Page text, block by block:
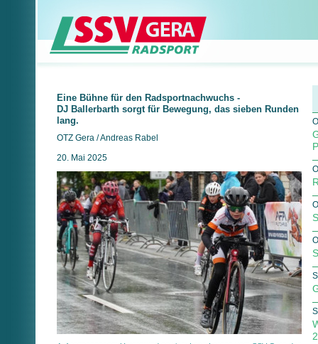
Eine Bühne für den Radsportnachwuchs -
DJ Ballerbarth sorgt für Bewegung, das sieben Runden
lang.
OTZ Gera / Andreas Rabel
20. Mai 2025